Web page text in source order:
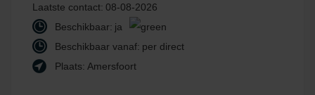
Laatste contact: 08-08-2026
Beschikbaar: ja
Beschikbaar vanaf: per direct
Plaats: Amersfoort